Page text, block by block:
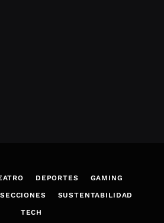
DEPORTES GAMING
SECCIONES SUSTENTABILIDAD
TECH